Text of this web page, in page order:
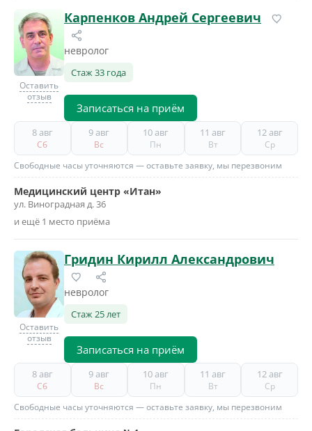
Оставить
отзыв
Карпенков Андрей Сергеевич
невролог
Стаж 33 года
Записаться на приём
8 авг
Сб
9 авг
Вс
10 авг
Пн
11 авг
Вт
12 авг
Ср
Свободные часы уточняются — оставьте заявку, мы перезвоним
Медицинский центр «Итан»
ул. Виноградная д. 36
и ещё 1 место приёма
Оставить
отзыв
Гридин Кирилл Александрович
невролог
Стаж 25 лет
Записаться на приём
8 авг
Сб
9 авг
Вс
10 авг
Пн
11 авг
Вт
12 авг
Ср
Свободные часы уточняются — оставьте заявку, мы перезвоним